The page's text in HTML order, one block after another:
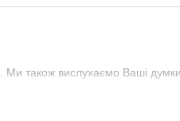
також вислухаємо Ваші